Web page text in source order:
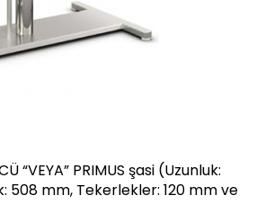
“VEYA” PRIMUS şasi (Uzunluk:
508 mm, Tekerlekler: 120 mm ve